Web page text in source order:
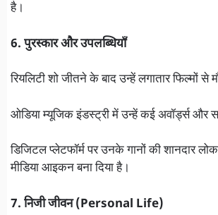
है।
6. पुरस्कार और उपलब्धियाँ
रियलिटी शो जीतने के बाद उन्हें लगातार फिल्मों
ओडिया म्यूजिक इंडस्ट्री में उन्हें कई अवॉर्ड्स और
डिजिटल प्लेटफॉर्म पर उनके गानों की शानदार
मीडिया आइकन बना दिया है।
7. निजी जीवन (Personal Life)